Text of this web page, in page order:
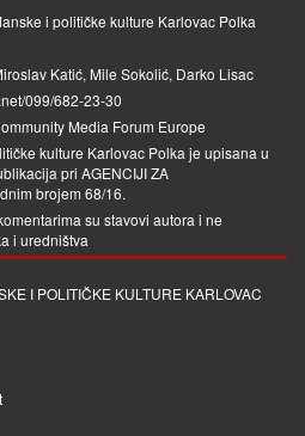
i političke kulture Karlovac Polka
Katić, Mile Sokolić, Darko Lisac
099/682-23-30
Media Forum Europe
kulture Karlovac Polka je upisana u
pri AGENCIJI ZA
brojem 68/16.
su stavovi autora i ne
i uredništva
I POLITIČKE KULTURE KARLOVAC